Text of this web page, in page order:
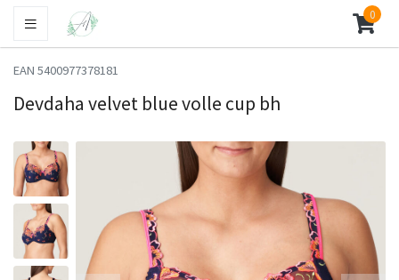
0
EAN 5400977378181
Devdaha velvet blue volle cup bh